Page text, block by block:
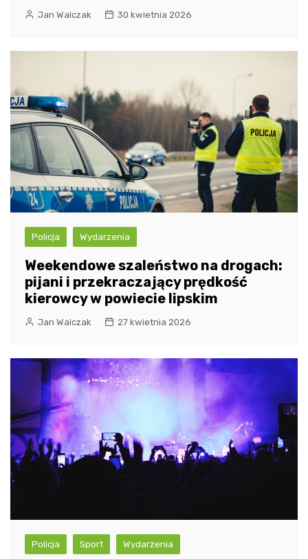
Jan Walczak 30 kwietnia 2026
Policja Wydarzenia
Weekendowe szaleństwo na drogach:
pijani i przekraczający prędkość
kierowcy w powiecie lipskim
Jan Walczak 27 kwietnia 2026
Policja Sport Wydarzenia